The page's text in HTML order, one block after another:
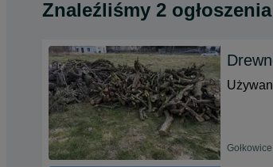
Znaleźliśmy 2 ogłoszenia